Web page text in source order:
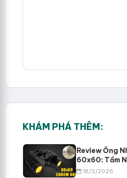
KHÁM PHÁ THÊM:
Review Ống
60x60: Tầm
Thần" Trong
18/2/2026